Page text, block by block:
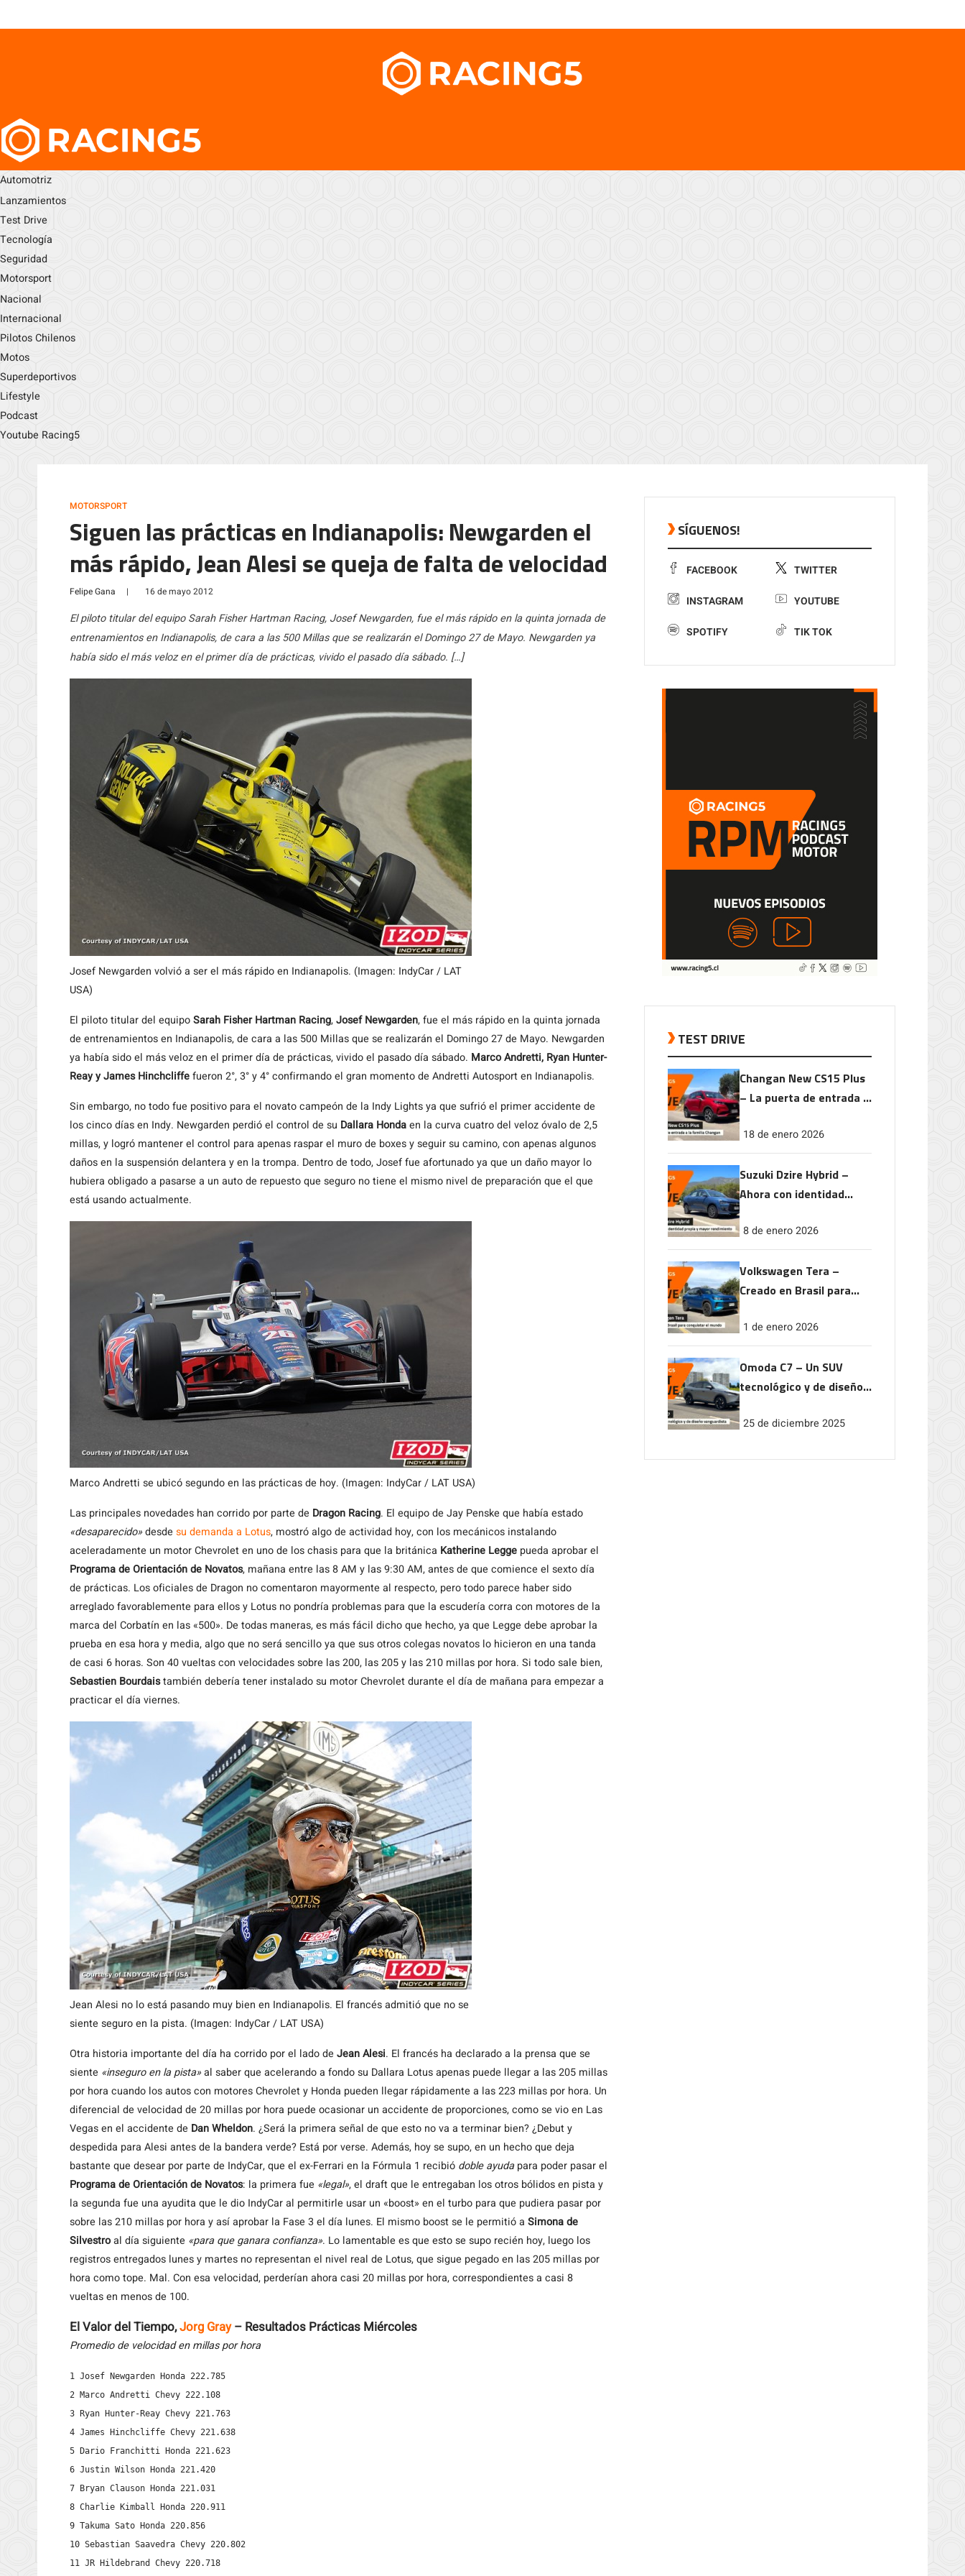
Automotriz
Lanzamientos
Test Drive
Tecnología
Seguridad
Motorsport
Nacional
Internacional
Pilotos Chilenos
Motos
Superdeportivos
Lifestyle
Podcast
Youtube Racing5
MOTORSPORT
Siguen las prácticas en Indianapolis: Newgarden el
más rápido, Jean Alesi se queja de falta de velocidad
Felipe Gana | 16 de mayo 2012
El piloto titular del equipo Sarah Fisher Hartman Racing, Josef Newgarden, fue el más rápido en la quinta jornada de
entrenamientos en Indianapolis, de cara a las 500 Millas que se realizarán el Domingo 27 de Mayo. Newgarden ya
había sido el más veloz en el primer día de prácticas, vivido el pasado día sábado. […]
Josef Newgarden volvió a ser el más rápido en Indianapolis. (Imagen: IndyCar / LAT
USA)
El piloto titular del equipoSarah Fisher Hartman Racing,Josef Newgarden, fue el más rápido en la quinta jornada
de entrenamientos en Indianapolis, de cara a las 500 Millas que se realizarán el Domingo 27 de Mayo. Newgarden
ya había sido el más veloz en el primer día de prácticas, vivido el pasado día sábado. Marco Andretti, Ryan Hunter-
Reay y James Hinchcliffefueron 2°, 3° y 4° confirmando el gran momento de Andretti Autosport en Indianapolis.
Sin embargo, no todo fue positivo para el novato campeón de la Indy Lights ya que sufrió el primer accidente de
los cinco días en Indy. Newgarden perdió el control de su Dallara Hondaen la curva cuatro del veloz óvalo de 2,5
millas, y logró mantener el control para apenas raspar el muro de boxes y seguir su camino, con apenas algunos
daños en la suspensión delantera y en la trompa. Dentro de todo, Josef fue afortunado ya que un daño mayor lo
hubiera obligado a pasarse a un auto de repuesto que seguro no tiene el mismo nivel de preparación que el que
está usando actualmente.
Marco Andretti se ubicó segundo en las prácticas de hoy. (Imagen: IndyCar / LAT USA)
Las principales novedades han corrido por parte de Dragon Racing. El equipo de Jay Penske que había estado
«desaparecido»desde su demanda a Lotus, mostró algo de actividad hoy, con los mecánicos instalando
aceleradamente un motor Chevrolet en uno de los chasis para que la británica Katherine Legge pueda aprobar el
Programa de Orientación de Novatos, mañana entre las 8 AM y las 9:30 AM, antes de que comience el sexto día
de prácticas. Los oficiales de Dragon no comentaron mayormente al respecto, pero todo parece haber sido
arreglado favorablemente para ellos y Lotus no pondría problemas para que la escudería corra con motores de la
marca del Corbatín en las «500». De todas maneras, es más fácil dicho que hecho, ya que Legge debe aprobar la
prueba en esa hora y media, algo que no será sencillo ya que sus otros colegas novatos lo hicieron en una tanda
de casi 6 horas. Son 40 vueltas con velocidades sobre las 200, las 205 y las 210 millas por hora. Si todo sale bien,
Sebastien Bourdaistambién debería tener instalado su motor Chevrolet durante el día de mañana para empezar a
practicar el día viernes.
Jean Alesi no lo está pasando muy bien en Indianapolis. El francés admitió que no se
siente seguro en la pista. (Imagen: IndyCar / LAT USA)
Otra historia importante del día ha corrido por el lado de Jean Alesi. El francés ha declarado a la prensa que se
siente «inseguro en la pista»al saber que acelerando a fondo su Dallara Lotus apenas puede llegar a las 205 millas
por hora cuando los autos con motores Chevrolet y Honda pueden llegar rápidamente a las 223 millas por hora. Un
diferencial de velocidad de 20 millas por hora puede ocasionar un accidente de proporciones, como se vio en Las
Vegas en el accidente de Dan Wheldon. ¿Será la primera señal de que esto no va a terminar bien? ¿Debut y
despedida para Alesi antes de la bandera verde? Está por verse. Además, hoy se supo, en un hecho que deja
bastante que desear por parte de IndyCar, que el ex-Ferrari en la Fórmula 1 recibió doble ayudapara poder pasar el
Programa de Orientación de Novatos: la primera fue «legal», el draft que le entregaban los otros bólidos en pista y
la segunda fue una ayudita que le dio IndyCar al permitirle usar un «boost» en el turbo para que pudiera pasar por
sobre las 210 millas por hora y así aprobar la Fase 3 el día lunes. El mismo boost se le permitió a Simona de
Silvestroal día siguiente «para que ganara confianza». Lo lamentable es que esto se supo recién hoy, luego los
registros entregados lunes y martes no representan el nivel real de Lotus, que sigue pegado en las 205 millas por
hora como tope. Mal. Con esa velocidad, perderían ahora casi 20 millas por hora, correspondientes a casi 8
vueltas en menos de 100.
El Valor del Tiempo,Jorg Gray– Resultados Prácticas Miércoles
Promedio de velocidad en millas por hora
1 Josef Newgarden Honda 222.785
2 Marco Andretti Chevy 222.108
3 Ryan Hunter-Reay Chevy 221.763
4 James Hinchcliffe Chevy 221.638
5 Dario Franchitti Honda 221.623
6 Justin Wilson Honda 221.420
7 Bryan Clauson Honda 221.031
8 Charlie Kimball Honda 220.911
9 Takuma Sato Honda 220.856
10 Sebastian Saavedra Chevy 220.802
11 JR Hildebrand Chevy 220.718
SÍGUENOS!
FACEBOOK TWITTER
INSTAGRAM YOUTUBE
SPOTIFY TIK TOK
TEST DRIVE
Changan New CS15 Plus
– La puerta de entrada a
18 de enero 2026
Suzuki Dzire Hybrid –
Ahora con identidad
rendimiento
8 de enero 2026
Volkswagen Tera –
Creado en Brasil para
1 de enero 2026
Omoda C7 – Un SUV
tecnológico y de diseño
25 de diciembre 2025